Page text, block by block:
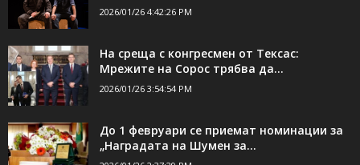
2026/01/26 4:42:26 PM
На среща с конгресмен от Тексас:
Мрежите на Сорос трябва да...
2026/01/26 3:54:54 PM
До 1 февруари се приемат номинации за
„Наградата на Шумен за...